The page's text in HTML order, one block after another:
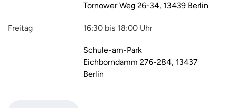
Tornower Weg 26-34, 13439 Berlin
Freitag 16:30 bis 18:00 Uhr
Schule-am-Park
Eichborndamm 276-284, 13437
Berlin